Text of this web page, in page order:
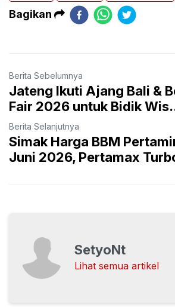
Bagikan
Berita Sebelumnya
Jateng Ikuti Ajang Bali &
Fair 2026 untuk Bidik
Berita Selanjutnya
Simak Harga BBM
Juni 2026, Pertamax
SetyoNt
Lihat semua artikel